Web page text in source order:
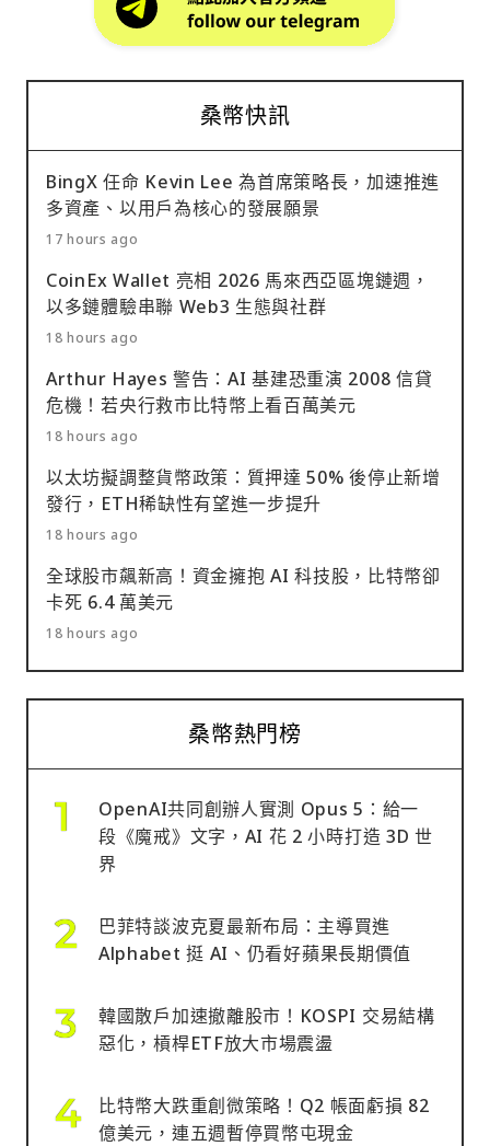
桑幣快訊
BingX 任命 Kevin Lee 為首席策略長，加速推進
多資產、以用戶為核心的發展願景
17 hours ago
CoinEx Wallet 亮相 2026 馬來西亞區塊鏈週，
以多鏈體驗串聯 Web3 生態與社群
18 hours ago
Arthur Hayes 警告：AI 基建恐重演 2008 信貸
危機！若央行救市比特幣上看百萬美元
18 hours ago
以太坊擬調整貨幣政策：質押達 50% 後停止新增
發行，ETH稀缺性有望進一步提升
18 hours ago
全球股市飆新高！資金擁抱 AI 科技股，比特幣卻
卡死 6.4 萬美元
18 hours ago
桑幣熱門榜
OpenAI共同創辦人實測 Opus 5：給一
段《魔戒》文字，AI 花 2 小時打造 3D 世
界
巴菲特談波克夏最新布局：主導買進
Alphabet 挺 AI、仍看好蘋果長期價值
韓國散戶加速撤離股市！KOSPI 交易結構
惡化，槓桿ETF放大市場震盪
比特幣大跌重創微策略！Q2 帳面虧損 82
億美元，連五週暫停買幣屯現金